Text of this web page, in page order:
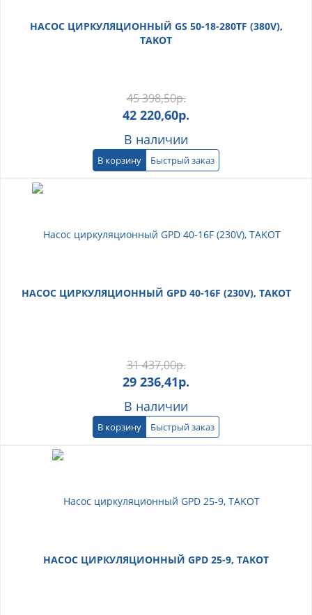
НАСОС ЦИРКУЛЯЦИОННЫЙ GS 50-18-280TF (380V),
TAKOT
45 398,50р.
42 220,60р.
В наличии
В корзину Быстрый заказ
НАСОС ЦИРКУЛЯЦИОННЫЙ GPD 40-16F (230V), TAKOT
31 437,00р.
29 236,41р.
В наличии
В корзину Быстрый заказ
НАСОС ЦИРКУЛЯЦИОННЫЙ GPD 25-9, TAKOT